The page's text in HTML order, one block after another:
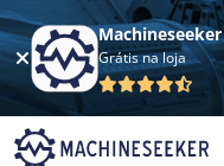
Machineseeker
Grátis na loja